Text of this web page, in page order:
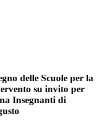
delle Scuole per la
su invito per
Insegnanti di